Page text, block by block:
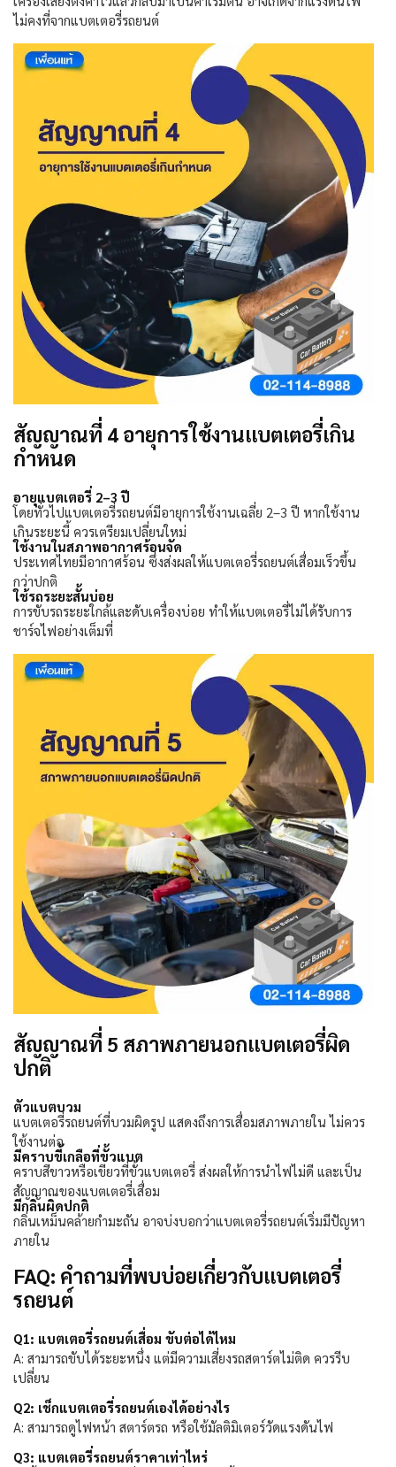
ไม่คงที่จากแบตเตอรี่รถยนต์
สัญญาณที่ 4 อายุการใช้งานแบตเตอรี่เกิน
กำหนด
อายุแบตเตอรี่ 2–3ปี
โดยทั่วไปแบตเตอรี่รถยนต์มีอายุการใช้งานเฉลี่ย 2–3 ปี หากใช้งาน
เกินระยะนี้ ควรเตรียมเปลี่ยนใหม่
ใช้งานในสภาพอากาศร้อนจัด
ประเทศไทยมีอากาศร้อน ซึ่งส่งผลให้แบตเตอรี่รถยนต์เสื่อมเร็วขึ้น
กว่าปกติ
ใช้รถระยะสั้นบ่อย
การขับรถระยะใกล้และดับเครื่องบ่อย ทำให้แบตเตอรี่ไม่ได้รับการ
ชาร์จไฟอย่างเต็มที่
สัญญาณที่ 5 สภาพภายนอกแบตเตอรี่ผิด
ปกติ
ตัวแบตบวม
แบตเตอรี่รถยนต์ที่บวมผิดรูป แสดงถึงการเสื่อมสภาพภายใน ไม่ควร
ใช้งานต่อ
มีคราบขี้เกลือที่ขั้วแบต
คราบสีขาวหรือเขียวที่ขั้วแบตเตอรี่ ส่งผลให้การนำไฟไม่ดี และเป็น
สัญญาณของแบตเตอรี่เสื่อม
มีกลิ่นผิดปกติ
กลิ่นเหม็นคล้ายกำมะถัน อาจบ่งบอกว่าแบตเตอรี่รถยนต์เริ่มมีปัญหา
ภายใน
FAQ: คำถามที่พบบ่อยเกี่ยวกับแบตเตอรี่
รถยนต์
Q1: แบตเตอรี่รถยนต์เสื่อม ขับต่อได้ไหม
A: สามารถขับได้ระยะหนึ่ง แต่มีความเสี่ยงรถสตาร์ตไม่ติด ควรรีบ
เปลี่ยน
Q2: เช็กแบตเตอรี่รถยนต์เองได้อย่างไร
A: สามารถดูไฟหน้า สตาร์ตรถ หรือใช้มัลติมิเตอร์วัดแรงดันไฟ
Q3: แบตเตอรี่รถยนต์ราคาเท่าไหร่